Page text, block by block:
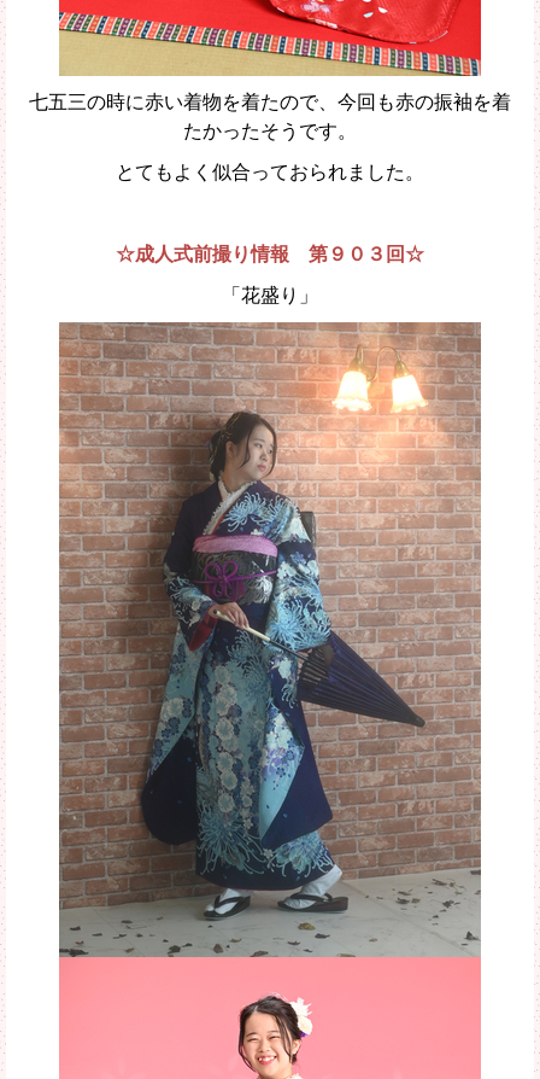
七五三の時に赤い着物を着たので、今回も赤の振袖を着
たかったそうです。
とてもよく似合っておられました。
☆成人式前撮り情報 第９０３回☆
「花盛り」